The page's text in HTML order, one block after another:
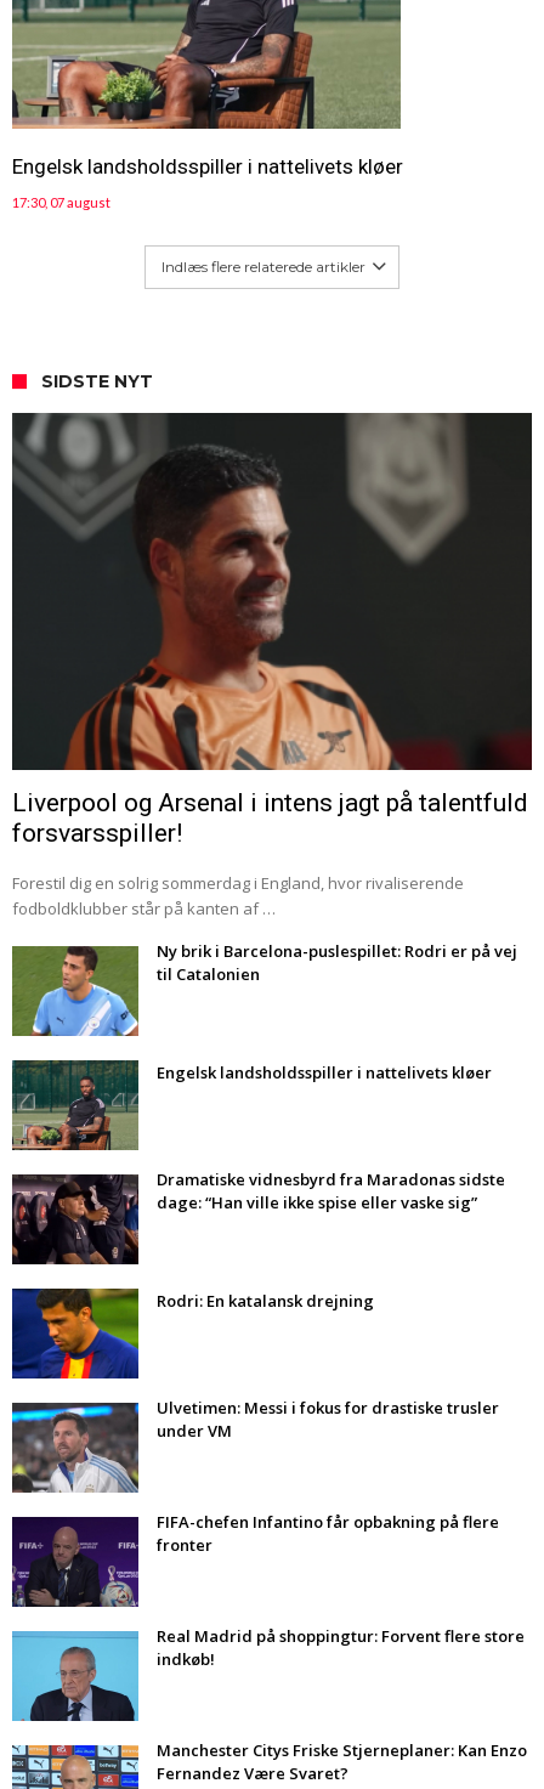
Engelsk landsholdsspiller i nattelivets kløer
17:30, 07 august
Indlæs flere relaterede artikler
SIDSTE NYT
Liverpool og Arsenal i intens jagt på talentfuld
forsvarsspiller!
Forestil dig en solrig sommerdag i England, hvor rivaliserende
fodboldklubber står på kanten af …
Ny brik i Barcelona-puslespillet: Rodri er på vej
til Catalonien
Engelsk landsholdsspiller i nattelivets kløer
Dramatiske vidnesbyrd fra Maradonas sidste
dage: “Han ville ikke spise eller vaske sig”
Rodri: En katalansk drejning
Ulvetimen: Messi i fokus for drastiske trusler
under VM
FIFA-chefen Infantino får opbakning på flere
fronter
Real Madrid på shoppingtur: Forvent flere store
indkøb!
Manchester Citys Friske Stjerneplaner: Kan Enzo
Fernandez Være Svaret?